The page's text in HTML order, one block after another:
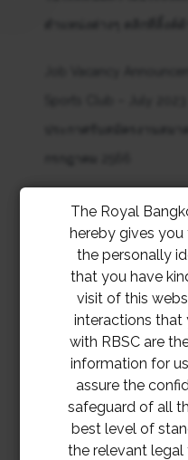
RBSC JOB
2023
Download
Job Vacancy
July 2023 ประกาศรับส
โปโลคลับ เดือนกรกฎาคม
RBSC POLO CLUB
2023
Download
The Royal
hereby gives
the personally
that you have
visit of this
interactions that
with RBSC are
information for
assure the
safeguard of all
best level of
the relevant legal